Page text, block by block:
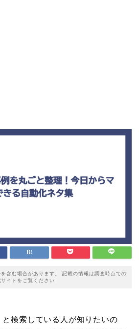
含む場合があります。 記載の情報は調査時点での
イトをご覧ください
と検索している人が知りたいの